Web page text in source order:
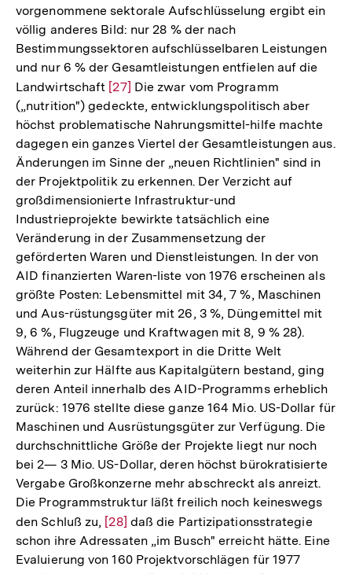
vorgenommene sektorale Aufschlüsselung ergibt ein
völlig anderes Bild: nur 28 % der nach
Bestimmungssektoren aufschlüsselbaren Leistungen
und nur 6 % der Gesamtleistungen entfielen auf die
Landwirtschaft Zur
Auflösung
der
Fußnote
[27] Die zwar vom Programm
(„nutrition") gedeckte, entwicklungspolitisch aber
höchst problematische Nahrungsmittel-hilfe machte
dagegen ein ganzes Viertel der Gesamtleistungen aus.
Änderungen im Sinne der „neuen Richtlinien" sind in
der Projektpolitik zu erkennen. Der Verzicht auf
großdimensionierte Infrastruktur-und
Industrieprojekte bewirkte tatsächlich eine
Veränderung in der Zusammensetzung der
geförderten Waren und Dienstleistungen. In der von
AID finanzierten Waren-liste von 1976 erscheinen als
größte Posten: Lebensmittel mit 34, 7 %, Maschinen
und Aus-rüstungsgüter mit 26, 3 %, Düngemittel mit
9, 6 %, Flugzeuge und Kraftwagen mit 8, 9 % 28).
Während der Gesamtexport in die Dritte Welt
weiterhin zur Hälfte aus Kapitalgütern bestand, ging
deren Anteil innerhalb des AID-Programms erheblich
zurück: 1976 stellte diese ganze 164 Mio. US-Dollar für
Maschinen und Ausrüstungsgüter zur Verfügung. Die
durchschnittliche Größe der Projekte liegt nur noch
bei 2— 3 Mio. US-Dollar, deren höchst bürokratisierte
Vergabe Großkonzerne mehr abschreckt als anreizt.
Die Programmstruktur läßt freilich noch keineswegs
den Schluß zu, Zur
Auflösung
der
[28] daß die Partizipationsstrategie
schon ihre Adressaten „im Busch" erreicht hätte. Eine
Evaluierung von 160 Projektvorschlägen für 1977